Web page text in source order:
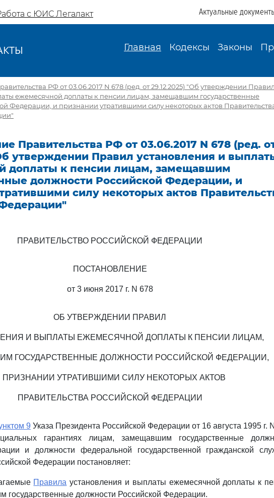
с ЮИС Легалакт Актуальные
Главная Кодексы Законы
РФ от 03.06.2017 N 678 (ред. от 29.12.2025) "Об утверждении Правил
ежемесячной доплаты к пенсии лицам, замещавшим государственные
Федерации, и признании утратившими силу некоторых актов
Правительства РФ от 03.06.2017 N 678 (ред.
утверждении Правил установления и
доплаты к пенсии лицам, замещавшим
должности Российской Федерации, и
силу некоторых актов
ПРАВИТЕЛЬСТВО РОССИЙСКОЙ ФЕДЕРАЦИИ
ПОСТАНОВЛЕНИЕ
от 3 июня 2017 г. N 678
ОБ УТВЕРЖДЕНИИ ПРАВИЛ
И ВЫПЛАТЫ ЕЖЕМЕСЯЧНОЙ ДОПЛАТЫ К ПЕНСИИ ЛИЦАМ,
ГОСУДАРСТВЕННЫЕ ДОЛЖНОСТИ РОССИЙСКОЙ ФЕДЕРАЦИИ,
ПРИЗНАНИИ УТРАТИВШИМИ СИЛУ НЕКОТОРЫХ АКТОВ
ПРАВИТЕЛЬСТВА РОССИЙСКОЙ ФЕДЕРАЦИИ
9 Указа Президента Российской Федерации от 16 августа 1995 г.
гарантиях лицам, замещавшим государственные
и должности федеральной государственной гражданской
Федерации постановляет:
Правила установления и выплаты ежемесячной доплаты к
государственные должности Российской Федерации.